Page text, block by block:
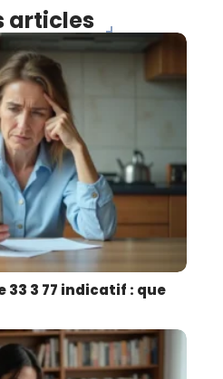
articles
33 3 77 indicatif : que